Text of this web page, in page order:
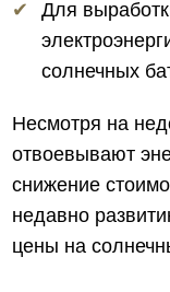
Для
солнечных
Несмотря на
отвоевывают
снижение
недавно
цены на